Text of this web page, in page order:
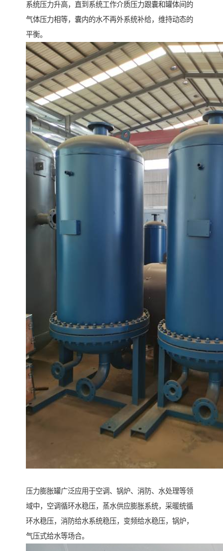
系统压力升高，直到系统工作介质压力跟囊和罐体间的
气体压力相等，囊内的水不再外系统补给，维持动态的
平衡。
压力膨胀罐广泛应用于空调、锅炉、消防、水处理等领
域中，空调循环水稳压，蒸水供应膨胀系统，采暖统循
环水稳压，消防给水系统稳压，变频给水稳压，锅炉，
气压式给水等场合。